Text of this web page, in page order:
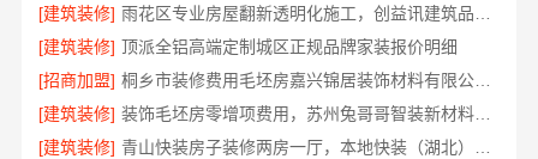
[建筑装修]
[建筑装修] 顶派全铝高端定制城区正规品牌家装报价明细
[招商加盟]
桐乡市装修费用毛坯房嘉兴锦居装饰材料有限公司闭口合同透明报价
[建筑装修]
装饰毛坯房零增项费用，苏州兔哥哥智装新材料透明预算无套路
[建筑装修]